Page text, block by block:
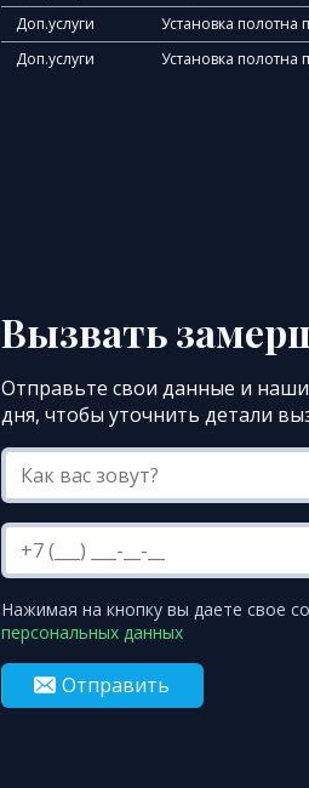
Доп.услуги
Установка полотна
Доп.услуги
Установка полотна
Вызвать
Отправьте свои данные и
дня, чтобы уточнить детали
Нажимая на кнопку вы даете свое
персональных данных
Отправить